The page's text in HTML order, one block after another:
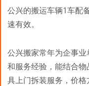
公兴的搬运车辆1车配
速有效。
公兴搬家常年为企事
和服务经验，能结合
具上门拆装服务，价格